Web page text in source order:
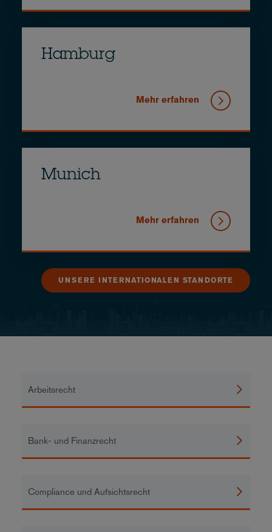
Hamburg
Mehr erfahren
Munich
Mehr erfahren
UNSERE INTERNATIONALEN STANDORTE
Arbeitsrecht
Bank- und Finanzrecht
Compliance und Aufsichtsrecht